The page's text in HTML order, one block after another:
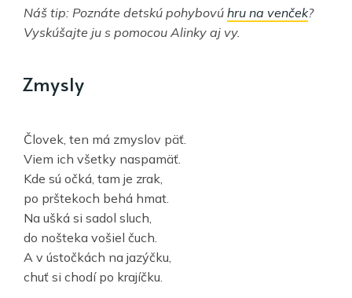
Náš tip: Poznáte detskú pohybovú hru na venček?
Vyskúšajte ju s pomocou Alinky aj vy.
Zmysly
Človek, ten má zmyslov päť.
Viem ich všetky naspamäť.
Kde sú očká, tam je zrak,
po prštekoch behá hmat.
Na ušká si sadol sluch,
do nošteka vošiel čuch.
A v ústočkách na jazýčku,
chuť si chodí po krajíčku.